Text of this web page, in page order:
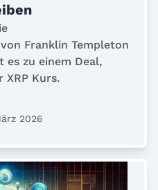
Franklin Templeton
es zu einem Deal,
Kurs.
2026